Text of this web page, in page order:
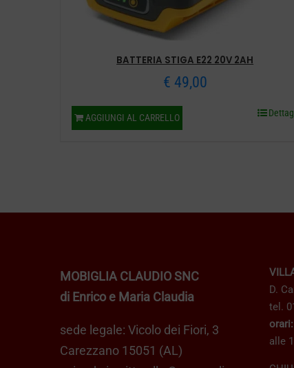
BATTERIA STIGA E22 20V 2AH
€ 49,00
AGGIUNGI AL CARRELLO
MOBIGLIA CLAUDIO SNC
di Enrico e Maria Claudia
sede legale: Vicolo dei Fiori, 3
Carezzano 15051 (AL)
D.
tel.
orari:
alle